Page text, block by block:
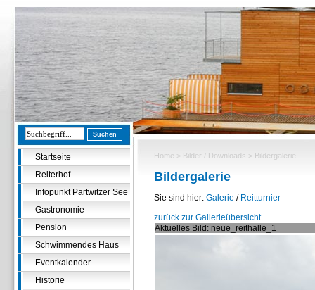
Startseite
Reiterhof
Infopunkt Partwitzer See
Gastronomie
Pension
Schwimmendes Haus
Eventkalender
Historie
Home > Bilder / Downloads > Bildergalerie
Bildergalerie
Sie sind hier: Galerie / Reitturnier
zurück zur Gallerieübersicht
Aktuelles Bild: neue_reithalle_1